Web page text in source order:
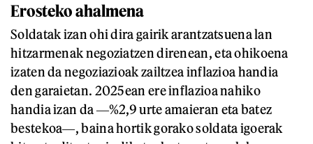
Erosteko ahalmena
Soldatak izan ohi dira gairik arantzatsuena lan
hitzarmenak negoziatzen direnean, eta ohikoena
izaten da negoziazioak zailtzea inflazioa handia
den garaietan. 2025ean ere inflazioa nahiko
handia izan da ―%2,9 urte amaieran eta batez
bestekoa―, baina hortik gorako soldata igoerak